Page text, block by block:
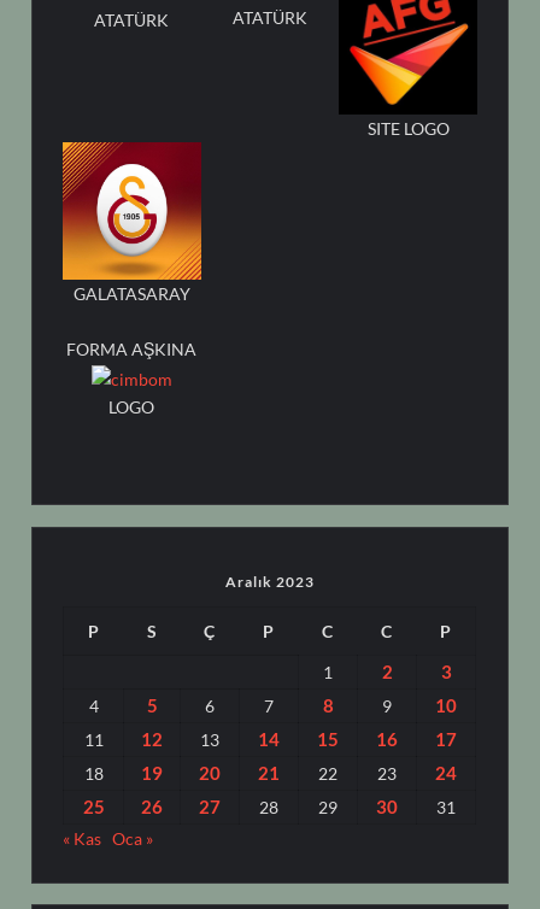
ATATÜRK ATATÜRK
SITE LOGO
GALATASARAY
FORMA AŞKINA
LOGO
Aralık 2023
P S Ç P C C
P
1
2 3
4 5 6 7 8 9 10
11 12 13 14 15 16 17
18 19 20 21 22 23
24
25
26 27 28 29 30
31
« Kas Oca »